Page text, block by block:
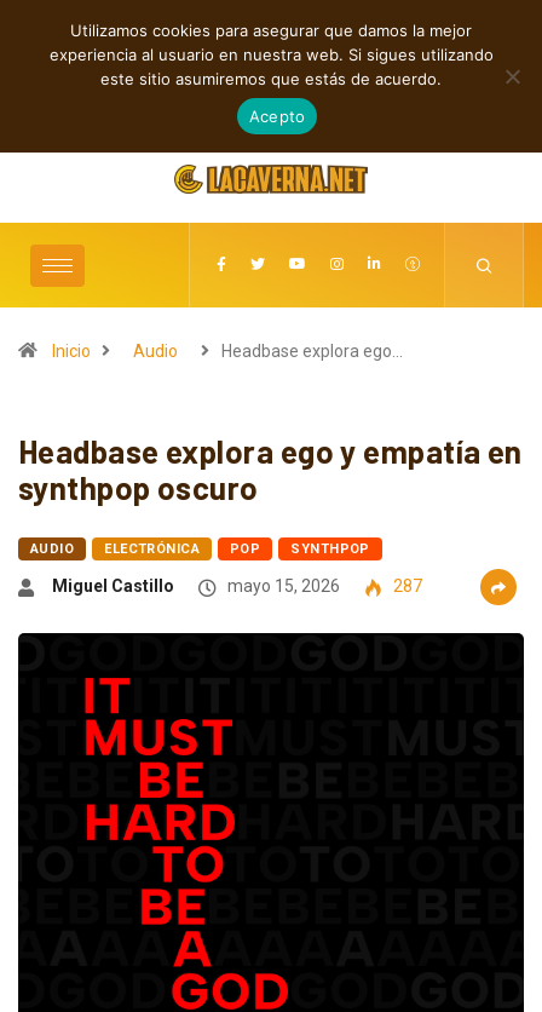
TENDENCIAS
Rock, folk e indie: cuatro estrenos independientes por descubrir
agosto 7, 2026
Inicio Audio Headbase explora ego…
Headbase explora ego y empatía en
synthpop oscuro
AUDIO ELECTRÓNICA POP SYNTHPOP
Miguel Castillo mayo 15, 2026 287
Utilizamos cookies para asegurar que damos la mejor
experiencia al usuario en nuestra web. Si sigues utilizando
este sitio asumiremos que estás de acuerdo.
Acepto